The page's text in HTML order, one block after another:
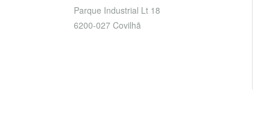
Parque Industrial Lt 18
6200-027 Covilhã